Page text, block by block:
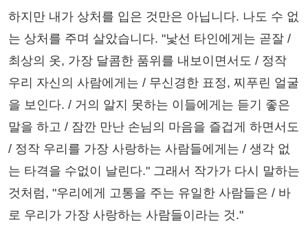
하지만 내가 상처를 입은 것만은 아닙니다. 나도 수 없
는 상처를 주며 살았습니다. "낯선 타인에게는 곧잘 /
최상의 옷, 가장 달콤한 품위를 내보이면서도 / 정작
우리 자신의 사람에게는 / 무신경한 표정, 찌푸린 얼굴
을 보인다. / 거의 알지 못하는 이들에게는 듣기 좋은
말을 하고 / 잠깐 만난 손님의 마음을 즐겁게 하면서도
/ 정작 우리를 가장 사랑하는 사람들에게는 / 생각 없
는 타격을 수없이 날린다." 그래서 작가가 다시 말하는
것처럼, "우리에게 고통을 주는 유일한 사람들은 / 바
로 우리가 가장 사랑하는 사람들이라는 것."